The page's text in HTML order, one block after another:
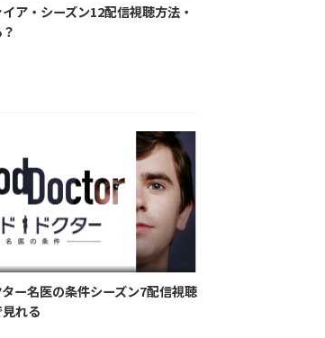
ア・シーズン12配信視聴方法・
ー名医の条件シーズン7配信視聴
れる